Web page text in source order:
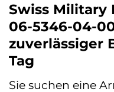
Swiss Military
06-5346-04-
zuverlässiger
Tag
Sie suchen eine